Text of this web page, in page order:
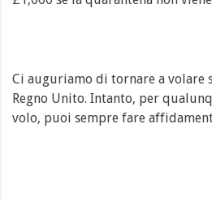
Ci auguriamo di tornare a volare
Regno Unito. Intanto, per
volo, puoi sempre fare